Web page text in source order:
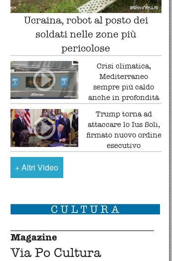
Ucraina, robot al posto dei
soldati nelle zone più
pericolose
Crisi climatica,
Mediterraneo
sempre più caldo
anche in profondità
Trump torna ad
attaccare lo Ius Soli,
firmato nuovo ordine
esecutivo
+Altri Video
Magazine
Via Po Cultura